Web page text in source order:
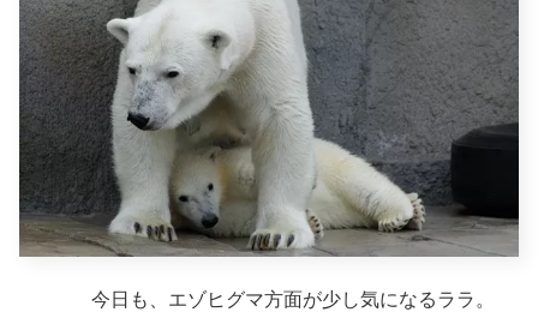
今日も、エゾヒグマ方面が少し気になるララ。